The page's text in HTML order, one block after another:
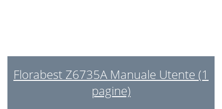
Florabest Z6735A Manuale Utente (1
pagine)